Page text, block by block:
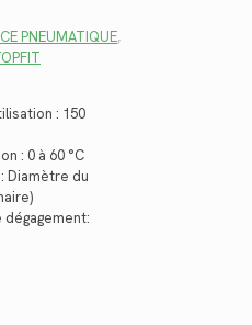
PNEUMATIQUE,
: 150
: 0 à 60 °C
Diamètre du
dégagement: